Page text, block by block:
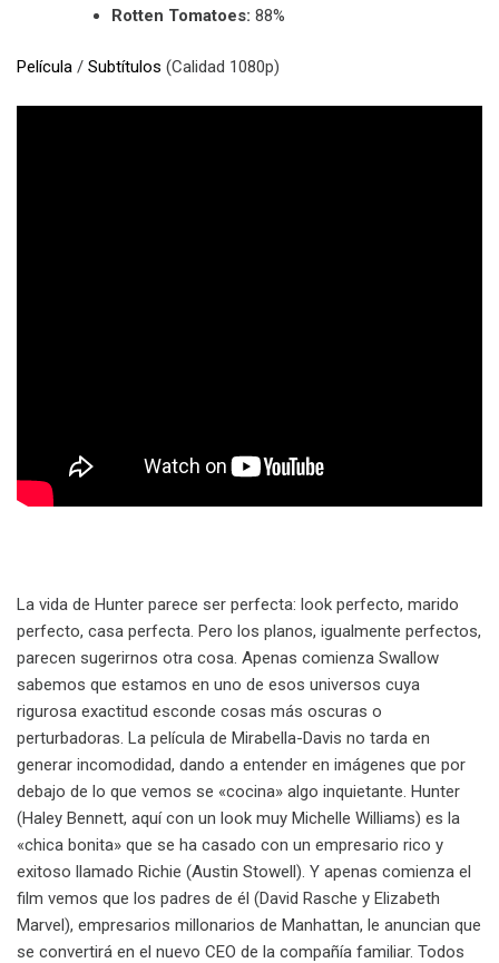
Rotten Tomatoes: 88%
Película / Subtítulos (Calidad 1080p)
La vida de Hunter parece ser perfecta: look perfecto, marido
perfecto, casa perfecta. Pero los planos, igualmente perfectos,
parecen sugerirnos otra cosa. Apenas comienza Swallow
sabemos que estamos en uno de esos universos cuya
rigurosa exactitud esconde cosas más oscuras o
perturbadoras. La película de Mirabella-Davis no tarda en
generar incomodidad, dando a entender en imágenes que por
debajo de lo que vemos se «cocina» algo inquietante. Hunter
(Haley Bennett, aquí con un look muy Michelle Williams) es la
«chica bonita» que se ha casado con un empresario rico y
exitoso llamado Richie (Austin Stowell). Y apenas comienza el
film vemos que los padres de él (David Rasche y Elizabeth
Marvel), empresarios millonarios de Manhattan, le anuncian que
se convertirá en el nuevo CEO de la compañía familiar. Todos